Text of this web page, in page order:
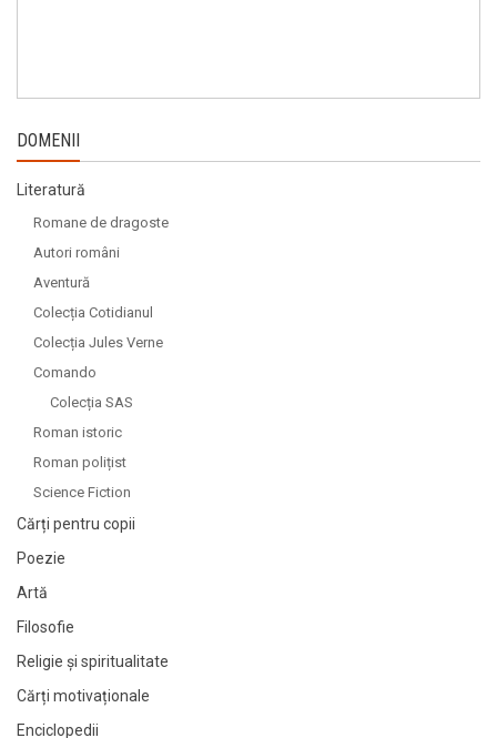
DOMENII
Literatură
Romane de dragoste
Autori români
Aventură
Colecția Cotidianul
Colecția Jules Verne
Comando
Colecția SAS
Roman istoric
Roman polițist
Science Fiction
Cărți pentru copii
Poezie
Artă
Filosofie
Religie și spiritualitate
Cărți motivaționale
Enciclopedii